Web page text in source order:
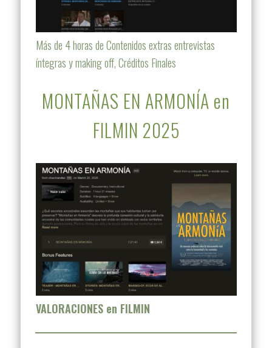
Más de 4 horas de Contenidos extras entrevistas
íntegras y making off, Créditos Finales
MONTAÑAS EN ARMONÍA en
FILMIN 2025
VALORACIONES en FILMIN